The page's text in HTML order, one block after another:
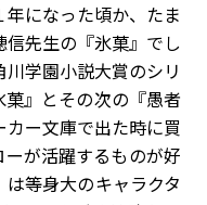
になった頃か、たま
先生の『氷菓』でし
学園小説大賞のシリ
』とその次の『愚者
ー文庫で出た時に買
が活躍するものが好
等身大のキャラクタ